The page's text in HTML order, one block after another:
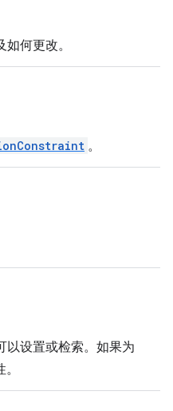
何更改。
。
以设置或检索。如果为